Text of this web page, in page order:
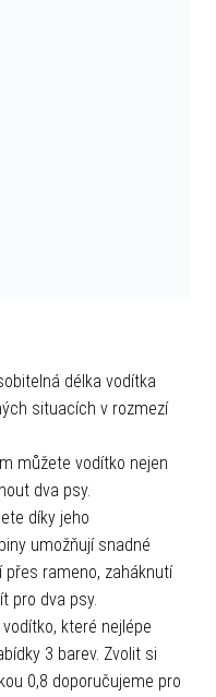
délka vodítka
situacích v rozmezí
můžete vodítko nejen
dva psy.
díky jeho
umožňují snadné
přes rameno, zaháknutí
pro dva psy.
které nejlépe
3 barev. Zvolit si
0,8 doporučujeme pro